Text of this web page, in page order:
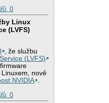
0
Linux
(LVFS)
, že službu
(LVFS)
nově
NVIDIA .
0